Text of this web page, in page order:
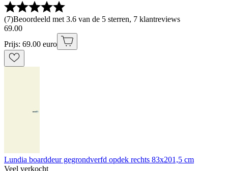
(7)Beoordeeld met 3.6 van de 5 sterren, 7 klantreviews
69.00
Prijs: 69.00 euro
Lundia boarddeur gegrondverfd opdek rechts 83x201,5 cm
Veel verkocht